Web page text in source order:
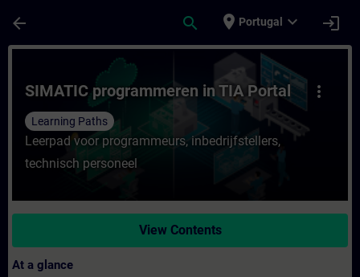
arrow_back search place Portugal expand_more login
Course - SIMATIC programmeren in TIA
more_vert
SIMATIC programmeren in TIA Portal
Learning Paths
Leerpad voor programmeurs, inbedrijfstellers,
technisch personeel
View Contents
At a glance